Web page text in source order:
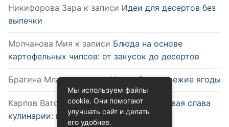
Никифорова Зара к записи Идеи для десертов без
выпечки
Молчанова Мия к записи Блюда на основе
картофельных чипсов: от закусок до десертов
Брагина Младак записиКак выбрать свежие ягоды
Карпов Ватславк записиУдобство и новая слава
кулинарии: микроволновка
Мы используем файлы
cookie. Они помогают
улучшать сайт и делать
его удобнее.